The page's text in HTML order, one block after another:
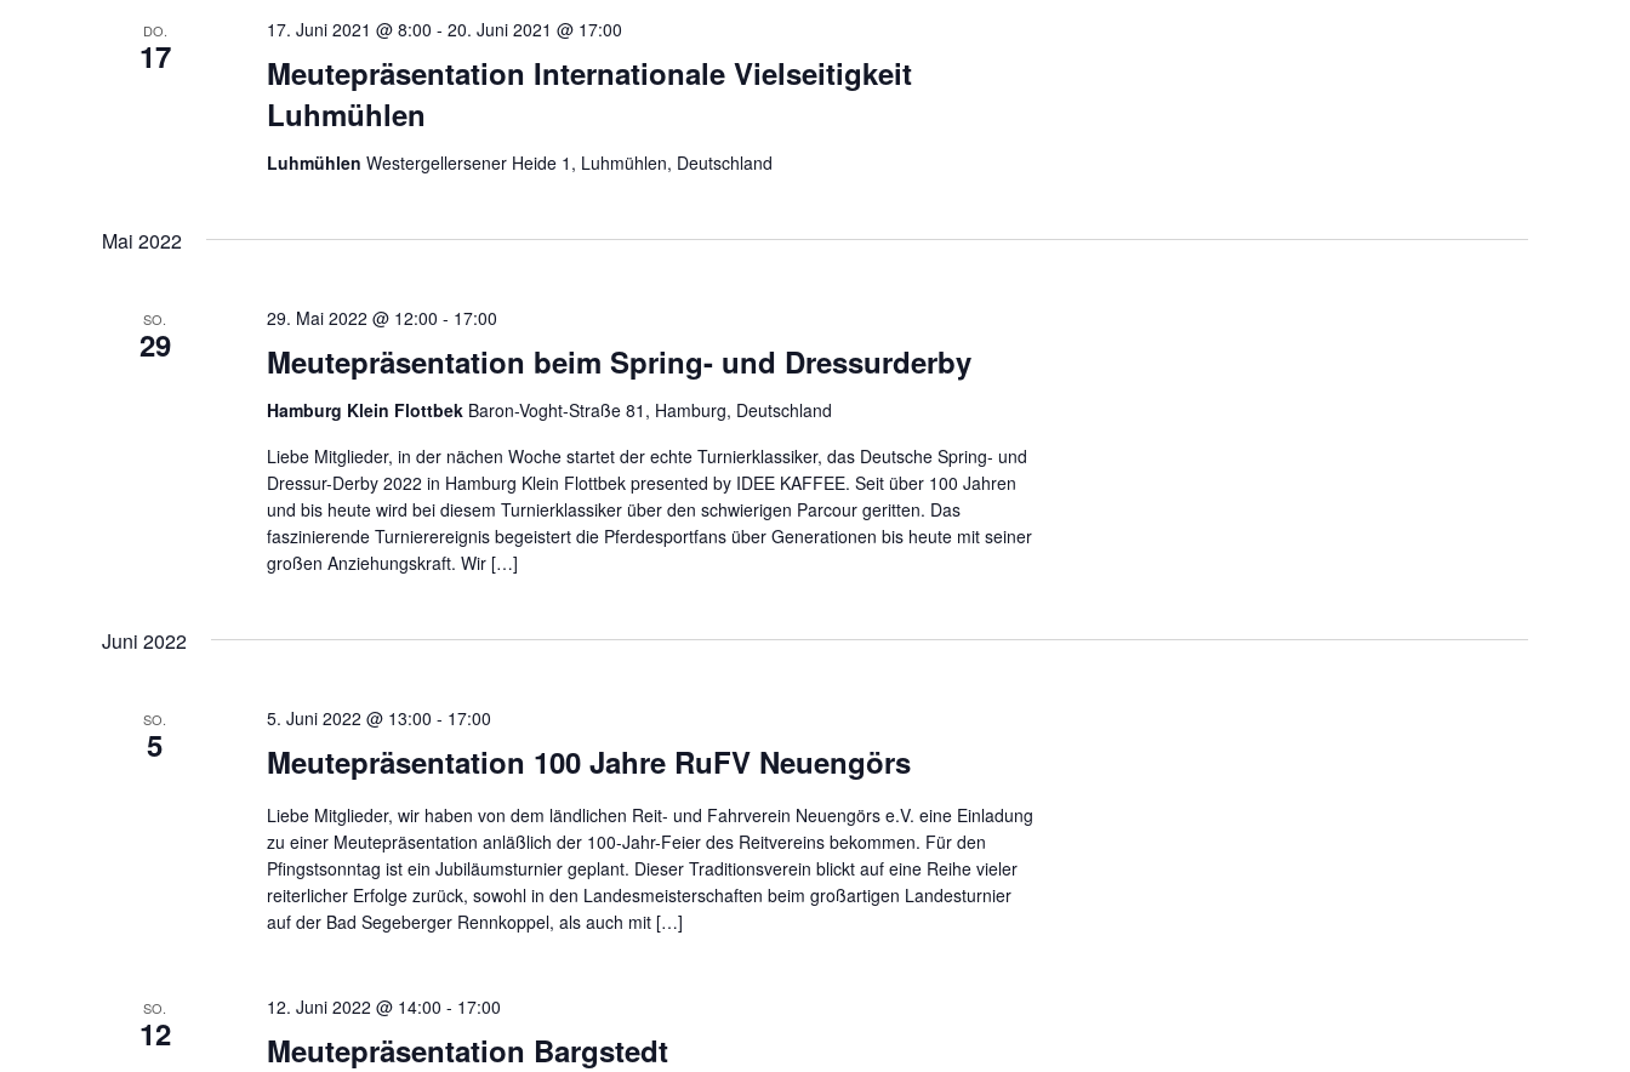
DO.
17
Meutepräsentation Internationale Vielseitigkeit
Luhmühlen
17. Juni 2021 @ 8:00 - 20. Juni 2021 @ 17:00
Luhmühlen Westergellersener Heide 1, Luhmühlen, Deutschland
Mai 2022
SO.
29 Meutepräsentation beim Spring- und Dressurderby
29. Mai 2022 @ 12:00 - 17:00
Hamburg Klein Flottbek Baron-Voght-Straße 81, Hamburg, Deutschland
Liebe Mitglieder, in der nächen Woche startet der echte Turnierklassiker, das Deutsche Spring- und
Dressur-Derby 2022 in Hamburg Klein Flottbek presented by IDEE KAFFEE. Seit über 100 Jahren
und bis heute wird bei diesem Turnierklassiker über den schwierigen Parcour geritten. Das
faszinierende Turnierereignis begeistert die Pferdesportfans über Generationen bis heute mit seiner
großen Anziehungskraft. Wir […]
Juni 2022
SO.
5 Meutepräsentation 100 Jahre RuFV Neuengörs
5. Juni 2022 @ 13:00 - 17:00
Liebe Mitglieder, wir haben von dem ländlichen Reit- und Fahrverein Neuengörs e.V. eine Einladung
zu einer Meutepräsentation anläßlich der 100-Jahr-Feier des Reitvereins bekommen. Für den
Pfingstsonntag ist ein Jubiläumsturnier geplant. Dieser Traditionsverein blickt auf eine Reihe vieler
reiterlicher Erfolge zurück, sowohl in den Landesmeisterschaften beim großartigen Landesturnier
auf der Bad Segeberger Rennkoppel, als auch mit […]
SO.
12 Meutepräsentation Bargstedt
12. Juni 2022 @ 14:00 - 17:00